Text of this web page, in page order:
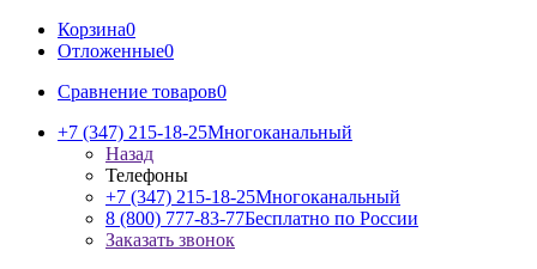
Корзина0
Отложенные0
Сравнение товаров0
+7 (347) 215-18-25Многоканальный
Назад
Телефоны
+7 (347) 215-18-25Многоканальный
8 (800) 777-83-77Бесплатно по России
Заказать звонок